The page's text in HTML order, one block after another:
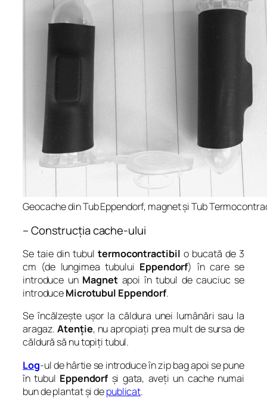
Geocache din Tub Eppendorf, magnet și Tub
– Construcția cache-ului
Se taie din tubultermocontractibil o bucată de 3
cm (de lungimea tubului Eppendorf) în care se
introduce un Magnetapoi în tubul de cauciuc se
introduceMicrotubul Eppendorf.
Se încălzește ușor la căldura unei lumânări sau la
aragaz.Atenție, nu apropiați prea mult de sursa de
căldură să nu topiți tubul.
Log-ul de hârtie se introduce în zip bag apoi se pune
în tubul Eppendorf și gata, aveți un cache numai
bun de plantat și depublicat.